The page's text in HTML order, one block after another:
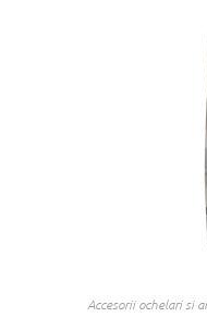
Accesorii ochelari si